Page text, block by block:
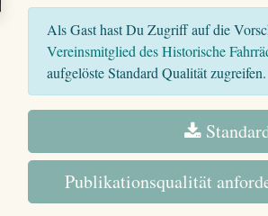
Als Gast hast Du Zugriff auf die
Vereinsmitglied des Historische
aufgelöste Standard Qualität zugreifen.
Publikationsqualität